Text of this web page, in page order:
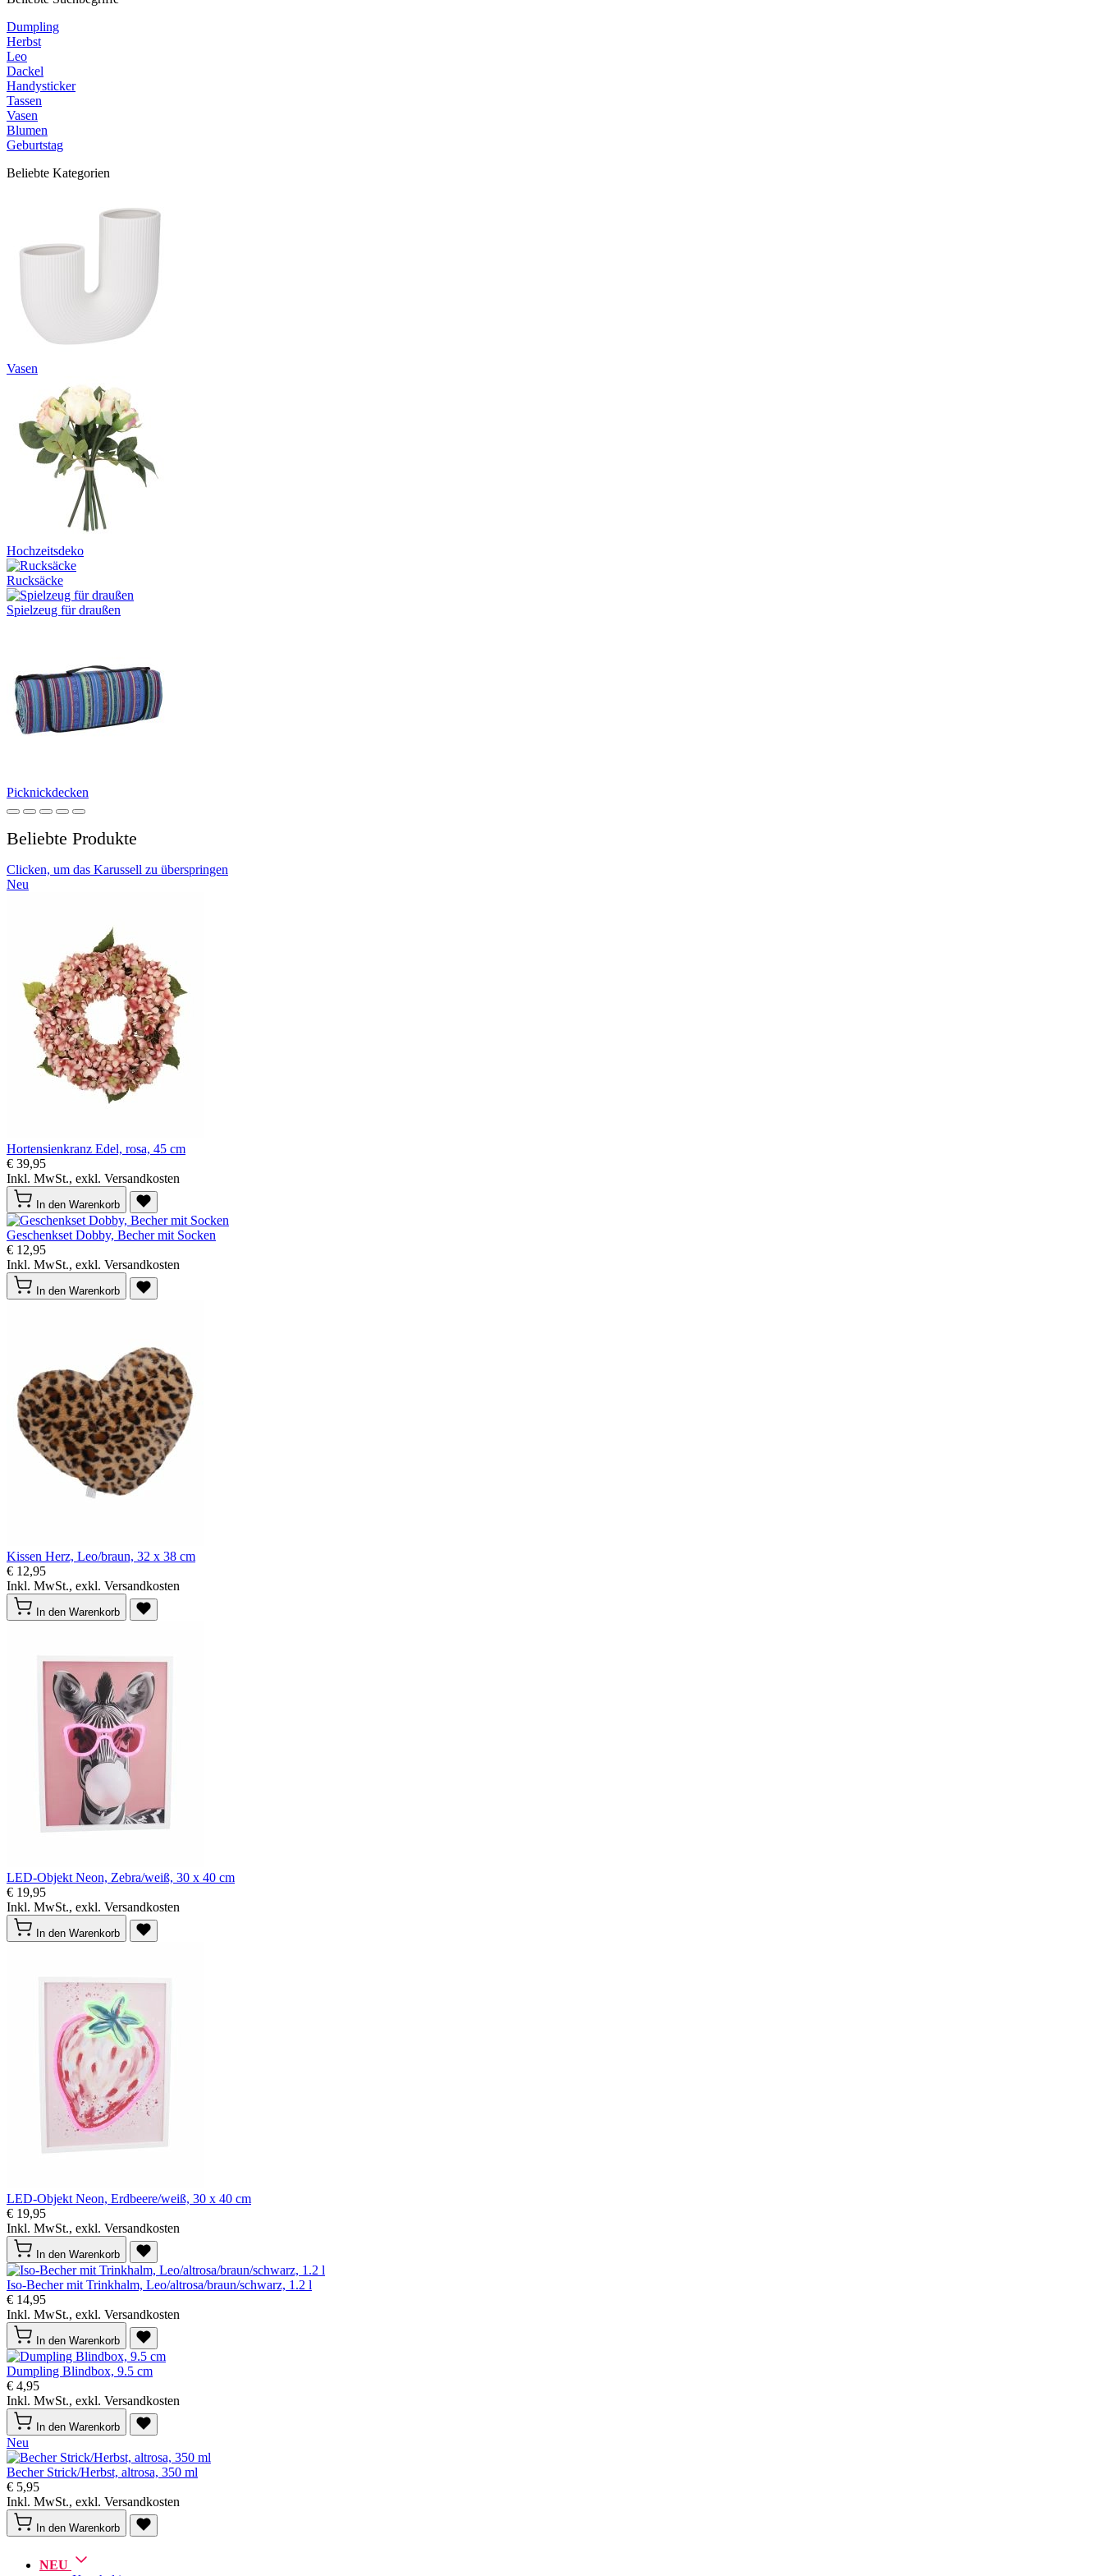
Dumpling
Herbst
Leo
Dackel
Handysticker
Tassen
Vasen
Blumen
Geburtstag
Beliebte Kategorien
Vasen
Hochzeitsdeko
Rucksäcke
Spielzeug für draußen
Picknickdecken
Beliebte Produkte
Clicken, um das Karussell zu überspringen
Neu
Hortensienkranz Edel, rosa, 45 cm
€ 39,95
Inkl. MwSt., exkl. Versandkosten
In den Warenkorb
Geschenkset Dobby, Becher mit Socken
€ 12,95
Inkl. MwSt., exkl. Versandkosten
In den Warenkorb
Kissen Herz, Leo/braun, 32 x 38 cm
€ 12,95
Inkl. MwSt., exkl. Versandkosten
In den Warenkorb
LED-Objekt Neon, Zebra/weiß, 30 x 40 cm
€ 19,95
Inkl. MwSt., exkl. Versandkosten
In den Warenkorb
LED-Objekt Neon, Erdbeere/weiß, 30 x 40 cm
€ 19,95
Inkl. MwSt., exkl. Versandkosten
In den Warenkorb
Iso-Becher mit Trinkhalm, Leo/altrosa/braun/schwarz, 1.2 l
€ 14,95
Inkl. MwSt., exkl. Versandkosten
In den Warenkorb
Dumpling Blindbox, 9.5 cm
€ 4,95
Inkl. MwSt., exkl. Versandkosten
In den Warenkorb
Neu
Becher Strick/Herbst, altrosa, 350 ml
€ 5,95
Inkl. MwSt., exkl. Versandkosten
In den Warenkorb
NEU